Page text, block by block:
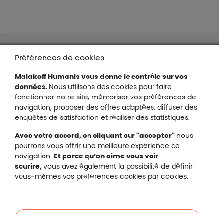
Liens en bas de page
Accessibilité : partiellement conforme
Protection des données
Nous contacter
Plan du site
Gestion des cookies
Malakoff Humanis sur Facebook
Malakoff Humanis sur YouTube
Malakoff Humanis sur X
Malakoff Humanis
Préférences de cookies
Malakoff Humanis vous donne le contrôle sur vos
données. Nous utilisons des cookies pour faire
fonctionner notre site, mémoriser vos préférences de
navigation, proposer des offres adaptées, diffuser des
enquêtes de satisfaction et réaliser des statistiques.
Avec votre accord, en cliquant sur "accepter" nous
pourrons vous offrir une meilleure expérience de
navigation. Et parce qu’on aime vous voir
sourire, vous avez également la possibilité de définir
vous-mêmes vos préférences cookies par cookies.